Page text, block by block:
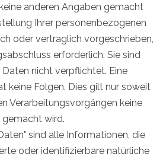
anderen Angaben gemacht
Ihrer personenbezogenen
oder vertraglich vorgeschrieben,
erforderlich. Sie sind
nicht verpflichtet. Eine
keine Folgen. Dies gilt nur soweit
Verarbeitungsvorgängen keine
wird.
sind alle Informationen, die
oder identifizierbare natürliche